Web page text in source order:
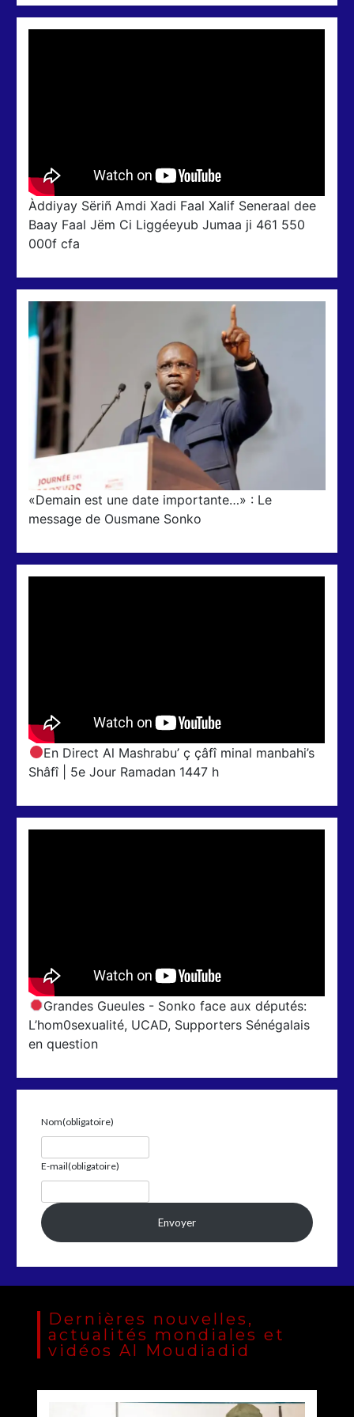
Àddiyay Sëriñ Amdi Xadi Faal Xalif Seneraal dee
Baay Faal Jëm Ci Liggéeyub Jumaa ji 461 550
000f cfa
«Demain est une date importante…» : Le
message de Ousmane Sonko
En Direct Al Mashrabu’ ç çâfî minal manbahi’s
Shâfî | 5e Jour Ramadan 1447 h
Grandes Gueules - Sonko face aux députés:
L’hom0sexualité, UCAD, Supporters Sénégalais
en question
Nom(obligatoire)
E-mail(obligatoire)
Envoyer
Dernières nouvelles,
actualités mondiales et
vidéos Al Moudiadid